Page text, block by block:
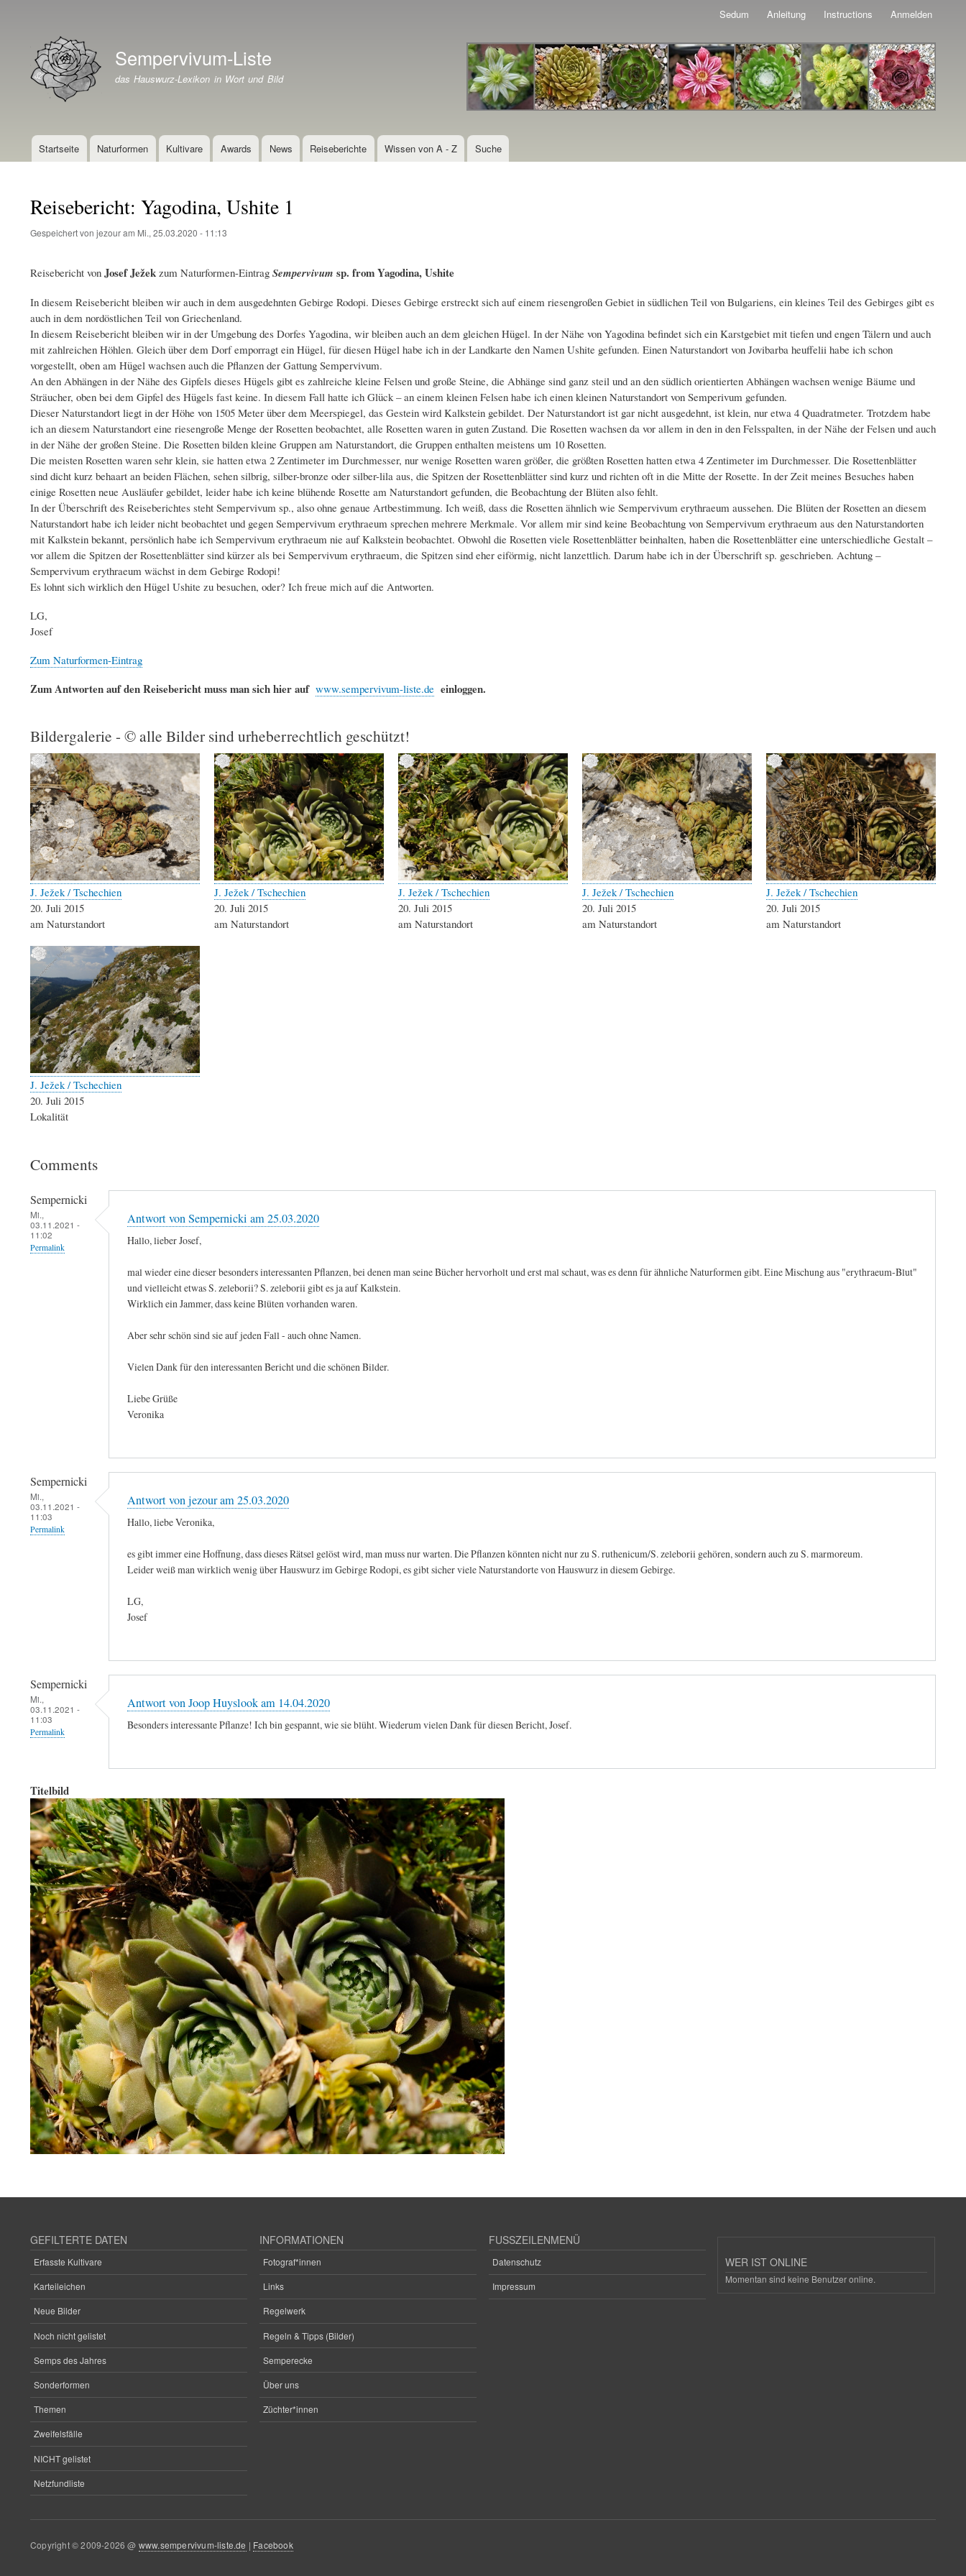
Inhalt
Sedum Anleitung Instructions Anmelden
Branding der WebsiteSempervivum-Liste
das Hauswurz-Lexikon in Wort und Bild
Hauptnavigation
Startseite Naturformen Kultivare Awards News Reiseberichte Wissen von A - Z Suche
Reisebericht: Yagodina, Ushite 1
Gespeichert von jezouram Mi., 25.03.2020 - 11:13
Reisebericht von Josef Ježek zum Naturformen-Eintrag Sempervivum sp. from Yagodina, Ushite
In diesem Reisebericht bleiben wir auch in dem ausgedehnten Gebirge Rodopi. Dieses Gebirge erstreckt sich auf einem riesengroßen Gebiet in südlichen Teil von Bulgariens, ein kleines Teil des Gebirges gibt es
auch in dem nordöstlichen Teil von Griechenland.
In diesem Reisebericht bleiben wir in der Umgebung des Dorfes Yagodina, wir bleiben auch an dem gleichen Hügel. In der Nähe von Yagodina befindet sich ein Karstgebiet mit tiefen und engen Tälern und auch
mit zahlreichen Höhlen. Gleich über dem Dorf emporragt ein Hügel, für diesen Hügel habe ich in der Landkarte den Namen Ushite gefunden. Einen Naturstandort von Jovibarba heuffelii habe ich schon
vorgestellt, oben am Hügel wachsen auch die Pflanzen der Gattung Sempervivum.
An den Abhängen in der Nähe des Gipfels dieses Hügels gibt es zahlreiche kleine Felsen und große Steine, die Abhänge sind ganz steil und an den südlich orientierten Abhängen wachsen wenige Bäume und
Sträucher, oben bei dem Gipfel des Hügels fast keine. In diesem Fall hatte ich Glück – an einem kleinen Felsen habe ich einen kleinen Naturstandort von Semperivum gefunden.
Dieser Naturstandort liegt in der Höhe von 1505 Meter über dem Meerspiegel, das Gestein wird Kalkstein gebildet. Der Naturstandort ist gar nicht ausgedehnt, ist klein, nur etwa 4 Quadratmeter. Trotzdem habe
ich an diesem Naturstandort eine riesengroße Menge der Rosetten beobachtet, alle Rosetten waren in guten Zustand. Die Rosetten wachsen da vor allem in den in den Felsspalten, in der Nähe der Felsen und auch
in der Nähe der großen Steine. Die Rosetten bilden kleine Gruppen am Naturstandort, die Gruppen enthalten meistens um 10 Rosetten.
Die meisten Rosetten waren sehr klein, sie hatten etwa 2 Zentimeter im Durchmesser, nur wenige Rosetten waren größer, die größten Rosetten hatten etwa 4 Zentimeter im Durchmesser. Die Rosettenblätter
sind dicht kurz behaart an beiden Flächen, sehen silbrig, silber-bronze oder silber-lila aus, die Spitzen der Rosettenblätter sind kurz und richten oft in die Mitte der Rosette. In der Zeit meines Besuches haben
einige Rosetten neue Ausläufer gebildet, leider habe ich keine blühende Rosette am Naturstandort gefunden, die Beobachtung der Blüten also fehlt.
In der Überschrift des Reiseberichtes steht Sempervivum sp., also ohne genaue Artbestimmung. Ich weiß, dass die Rosetten ähnlich wie Sempervivum erythraeum aussehen. Die Blüten der Rosetten an diesem
Naturstandort habe ich leider nicht beobachtet und gegen Sempervivum erythraeum sprechen mehrere Merkmale. Vor allem mir sind keine Beobachtung von Sempervivum erythraeum aus den Naturstandorten
mit Kalkstein bekannt, persönlich habe ich Sempervivum erythraeum nie auf Kalkstein beobachtet. Obwohl die Rosetten viele Rosettenblätter beinhalten, haben die Rosettenblätter eine unterschiedliche Gestalt –
vor allem die Spitzen der Rosettenblätter sind kürzer als bei Sempervivum erythraeum, die Spitzen sind eher eiförmig, nicht lanzettlich. Darum habe ich in der Überschrift sp. geschrieben. Achtung –
Sempervivum erythraeum wächst in dem Gebirge Rodopi!
Es lohnt sich wirklich den Hügel Ushite zu besuchen, oder? Ich freue mich auf die Antworten.
LG,
Josef
Zum Naturformen-Eintrag
Zum Antworten auf den Reisebericht muss man sich hier auf www.sempervivum-liste.de einloggen.
Bildergalerie - © alle Bilder sind urheberrechtlich geschützt!
J. Ježek / Tschechien
20. Juli 2015
am Naturstandort
J. Ježek / Tschechien
20. Juli 2015
am Naturstandort
J. Ježek / Tschechien
20. Juli 2015
am Naturstandort
J. Ježek / Tschechien
20. Juli 2015
am Naturstandort
J. Ježek / Tschechien
20. Juli 2015
am Naturstandort
J. Ježek / Tschechien
20. Juli 2015
Lokalität
Comments
Sempernicki
Mi.,
03.11.2021 -
11:02
Permalink
Antwort von Sempernicki am 25.03.2020
Hallo, lieber Josef,
mal wieder eine dieser besonders interessanten Pflanzen, bei denen man seine Bücher hervorholt und erst mal schaut, was es denn für ähnliche Naturformen gibt. Eine Mischung aus "erythraeum-Blut"
und vielleicht etwas S. zeleborii? S. zeleborii gibt es ja auf Kalkstein.
Wirklich ein Jammer, dass keine Blüten vorhanden waren.
Aber sehr schön sind sie auf jeden Fall - auch ohne Namen.
Vielen Dank für den interessanten Bericht und die schönen Bilder.
Liebe Grüße
Veronika
Sempernicki
Mi.,
03.11.2021 -
11:03
Permalink
Antwort von jezour am 25.03.2020
Hallo, liebe Veronika,
es gibt immer eine Hoffnung, dass dieses Rätsel gelöst wird, man muss nur warten. Die Pflanzen könnten nicht nur zu S. ruthenicum/S. zeleborii gehören, sondern auch zu S. marmoreum.
Leider weiß man wirklich wenig über Hauswurz im Gebirge Rodopi, es gibt sicher viele Naturstandorte von Hauswurz in diesem Gebirge.
LG,
Josef
Sempernicki
Mi.,
03.11.2021 -
11:03
Permalink
Antwort von Joop Huyslook am 14.04.2020
Besonders interessante Pflanze! Ich bin gespannt, wie sie blüht. Wiederum vielen Dank für diesen Bericht, Josef.
Titelbild
GEFILTERTE DATEN
Erfasste Kultivare
Karteileichen
Neue Bilder
Noch nicht gelistet
Semps des Jahres
Sonderformen
Themen
Zweifelsfälle
NICHT gelistet
Netzfundliste
INFORMATIONEN
Fotograf*innen
Links
Regelwerk
Regeln & Tipps (Bilder)
Semperecke
Über uns
Züchter*innen
FUSSZEILENMENÜ
Datenschutz
Impressum
WER IST ONLINE
Momentan sind keine Benutzer online.
Copyright © 2009-2026 @ www.sempervivum-liste.de | Facebook